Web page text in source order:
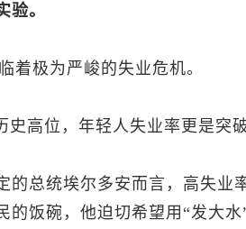
验。
着极为严峻的失业危机。
高位，年轻人失业率更是突破
的总统埃尔多安而言，高失业
饭碗，他迫切希望用“发大水